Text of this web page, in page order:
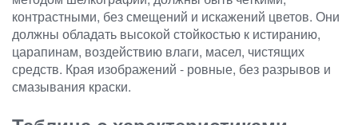
контрастными, без смещений и искажений цветов. Они
должны обладать высокой стойкостью к истиранию,
царапинам, воздействию влаги, масел, чистящих
средств. Края изображений - ровные, без разрывов и
смазывания краски.